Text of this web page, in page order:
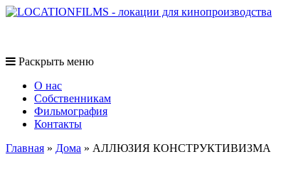
Раскрыть меню
O нас
Собственникам
Фильмография
Контакты
Главная » Дома » АЛЛЮЗИЯ КОНСТРУКТИВИЗМА